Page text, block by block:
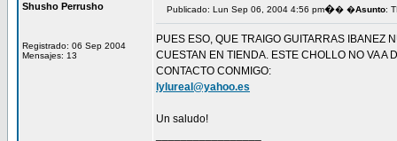
Shusho Perrusho
Registrado: 06 Sep 2004
Mensajes: 13
Publicado: Lun Sep 06, 2004 4:56 pm�� �Asunto:
PUES ESO, QUE TRAIGO GUITARRAS IBANEZ
CUESTAN EN TIENDA. ESTE CHOLLO NO VA
CONTACTO CONMIGO:
lylureal@yahoo.es
Un saludo!